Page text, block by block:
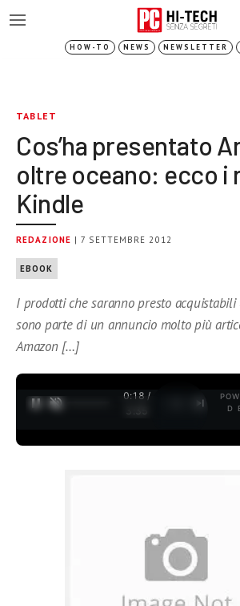
HOW-TO NEWS NEWSLETTER
TABLET
Cos’ha presentato
oltre oceano: ecco i
Kindle
REDAZIONE | 7 SETTEMBRE 2012
EBOOK
I prodotti che saranno presto acquistabili
sono parte di un annuncio molto più
Amazon […]
0:19 /
3:35
D